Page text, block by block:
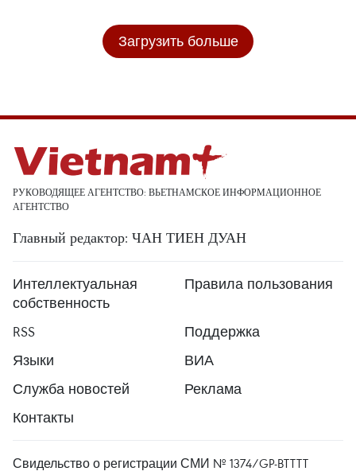
Загрузить больше
РУКОВОДЯЩЕЕ АГЕНТСТВО: ВЬЕТНАМСКОЕ ИНФОРМАЦИОННОЕ
АГЕНТСТВО
Главный редактор: ЧАН ТИЕН ДУАН
Интеллектуальная
собственность
Правила пользования
RSS
Поддержка
Языки
ВИА
Служба новостей
Реклама
Контакты
Свидельство о регистрации СМИ № 1374/GP-BTTTT